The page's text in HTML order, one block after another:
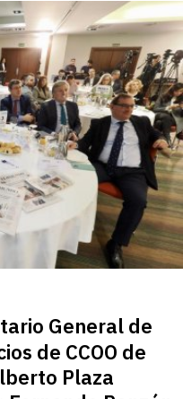
General de
de CCOO de
Plaza